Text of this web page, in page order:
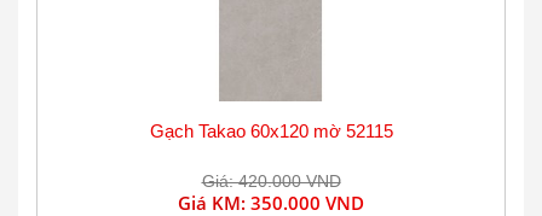
Gạch Takao 60x120 mờ 52115
Giá: 420.000 VND
Giá KM: 350.000 VND